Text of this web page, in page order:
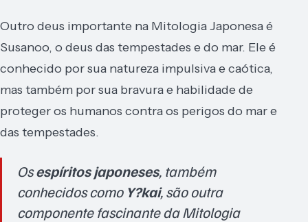
Outro deus importante na Mitologia Japonesa é
Susanoo, o deus das tempestades e do mar. Ele é
conhecido por sua natureza impulsiva e caótica,
mas também por sua bravura e habilidade de
proteger os humanos contra os perigos do mar e
das tempestades.
Osespíritos japoneses, também
conhecidos como Y?kai, são outra
componente fascinante da Mitologia